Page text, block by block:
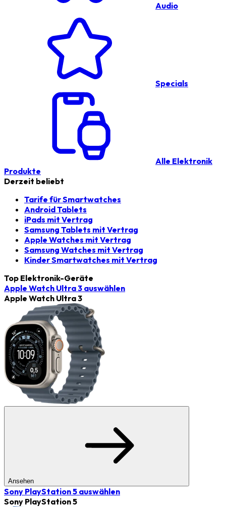
Audio
Specials
Alle Elektronik
Produkte
Derzeit beliebt
Tarife für Smartwatches
Android Tablets
iPads mit Vertrag
Samsung Tablets mit Vertrag
Apple Watches mit Vertrag
Samsung Watches mit Vertrag
Kinder Smartwatches mit Vertrag
Top Elektronik-Geräte
Apple Watch Ultra 3 auswählen
Apple Watch Ultra 3
Ansehen
Sony PlayStation 5 auswählen
Sony PlayStation 5